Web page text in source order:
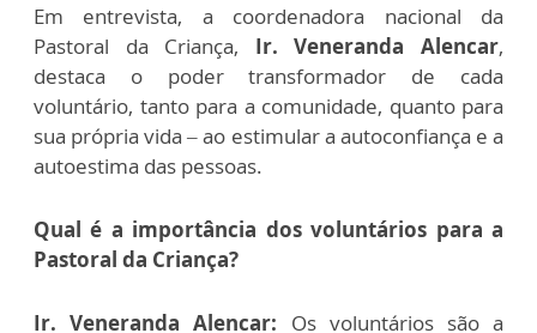
Em entrevista, a coordenadora nacional da
Pastoral da Criança, Ir. Veneranda Alencar,
destaca o poder transformador de cada
voluntário, tanto para a comunidade, quanto para
sua própria vida – ao estimular a autoconfiança e a
autoestima das pessoas.
Qual é a importância dos voluntários para a
Pastoral da Criança?
Ir. Veneranda Alencar: Os voluntários são a